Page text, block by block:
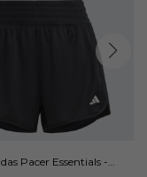
Pacer Essentials -